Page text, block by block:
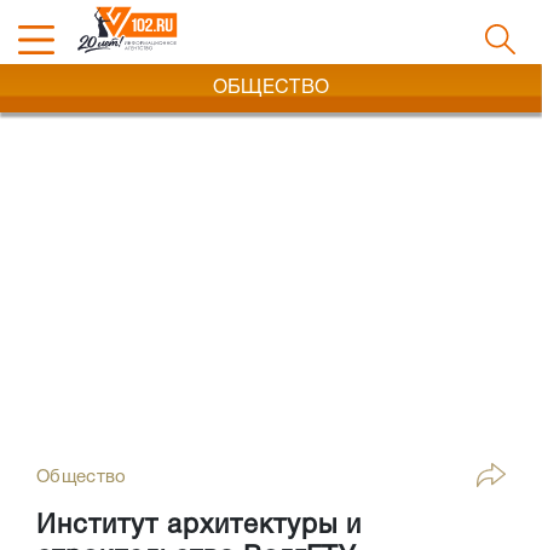
ОБЩЕСТВО
Общество
Институт архитектуры и